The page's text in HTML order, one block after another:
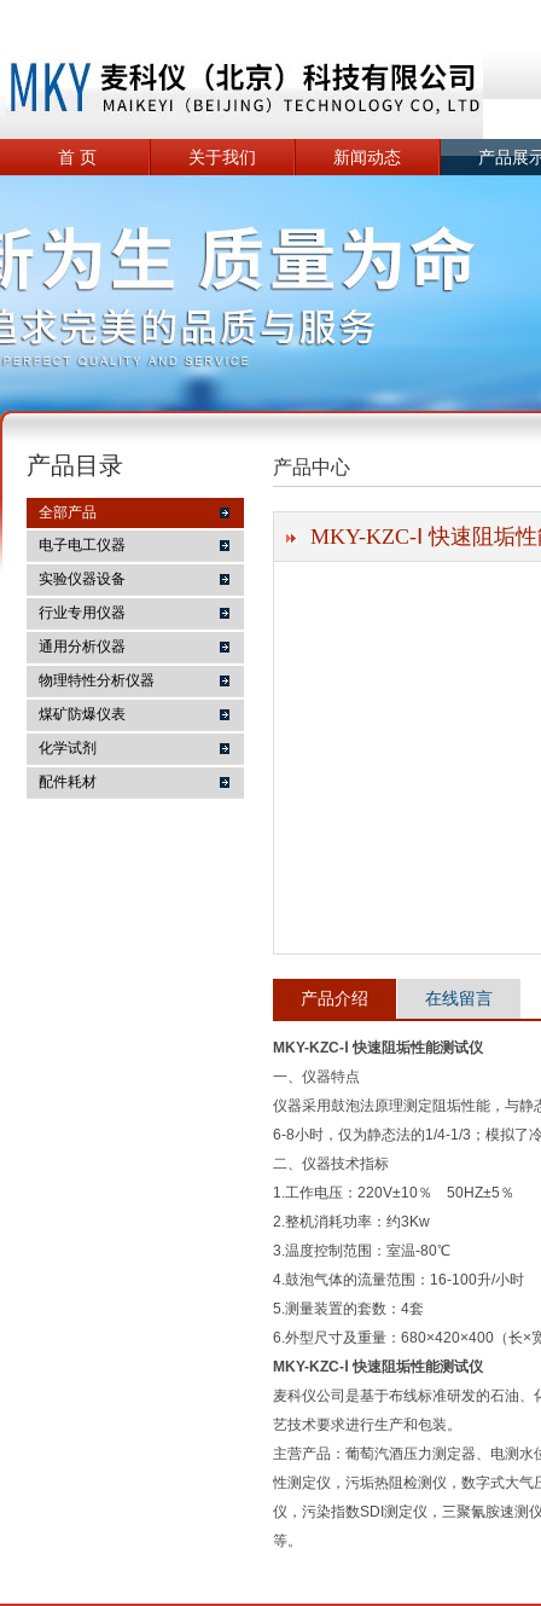
麦科仪（北京）科技有限公司
首 页 关于我们 新闻动态 产品展
产品目录
全部产品
电子电工仪器
实验仪器设备
行业专用仪器
通用分析仪器
物理特性分析仪器
煤矿防爆仪表
化学试剂
配件耗材
产品中心
MKY-KZC-Ⅰ 快速阻垢
产品介绍 在线留言
MKY-KZC-Ⅰ 快速阻垢性能测试仪
一、仪器特点
仪器采用鼓泡法原理测定阻垢性能，与
6-8小时，仅为静态法的1/4-1/3；模拟了
二、仪器技术指标
1.工作电压：220V±10％ 50HZ±5％
2.整机消耗功率：约3Kw
3.温度控制范围：室温-80℃
4.鼓泡气体的流量范围：16-100升/小时
5.测量装置的套数：4套
6.外型尺寸及重量：680×420×400（长×
MKY-KZC-Ⅰ 快速阻垢性能测试仪
麦科仪公司是基于布线标准研发的石油
艺技术要求进行生产和包装。
主营产品：葡萄汽酒压力测定器、电测
性测定仪，污垢热阻检测仪，数字式大
仪，污染指数SDI测定仪，三聚氰胺速测
等。